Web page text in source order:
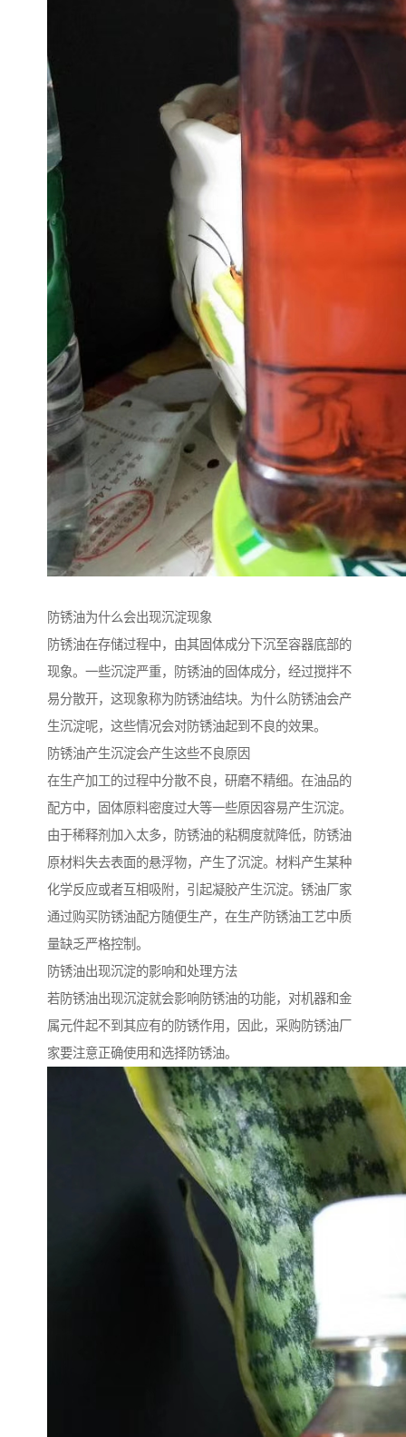
防锈油为什么会出现沉淀现象
防锈油在存储过程中，由其固体成分下沉至容器底部的
现象。一些沉淀严重，防锈油的固体成分，经过搅拌不
易分散开，这现象称为防锈油结块。为什么防锈油会产
生沉淀呢，这些情况会对防锈油起到不良的效果。
防锈油产生沉淀会产生这些不良原因
在生产加工的过程中分散不良，研磨不精细。在油品的
配方中，固体原料密度过大等一些原因容易产生沉淀。
由于稀释剂加入太多，防锈油的粘稠度就降低，防锈油
原材料失去表面的悬浮物，产生了沉淀。材料产生某种
化学反应或者互相吸附，引起凝胶产生沉淀。锈油厂家
通过购买防锈油配方随便生产，在生产防锈油工艺中质
量缺乏严格控制。
防锈油出现沉淀的影响和处理方法
若防锈油出现沉淀就会影响防锈油的功能，对机器和金
属元件起不到其应有的防锈作用，因此，采购防锈油厂
家要注意正确使用和选择防锈油。